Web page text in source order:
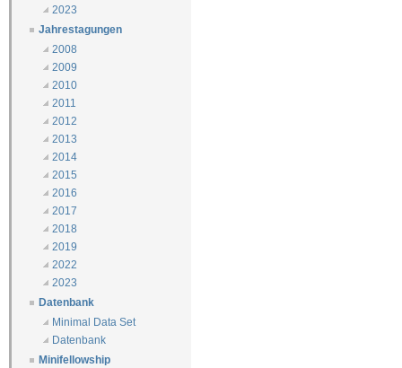
2023
Jahrestagungen
2008
2009
2010
2011
2012
2013
2014
2015
2016
2017
2018
2019
2022
2023
Datenbank
Minimal Data Set
Datenbank
Minifellowship